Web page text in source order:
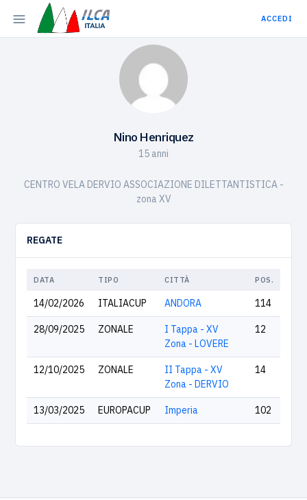
ACCEDI
Nino Henriquez
15 anni
CENTRO VELA DERVIO ASSOCIAZIONE DILETTANTISTICA -
zona XV
REGATE
DATA TIPO CITTÀ POS.
14/02/2026 ITALIACUP ANDORA 114
28/09/2025 ZONALE
I Tappa - XV
Zona - LOVERE
12
12/10/2025 ZONALE
II Tappa - XV
Zona - DERVIO
14
13/03/2025 EUROPACUP Imperia 102